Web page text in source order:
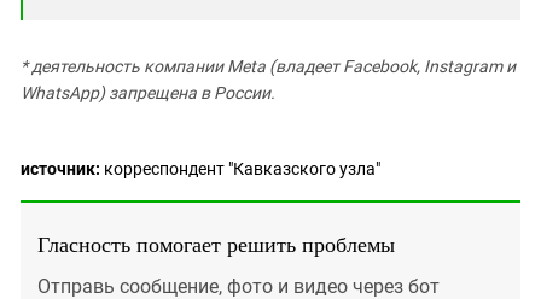
* деятельность компании Meta (владеет Facebook, Instagram и
WhatsApp) запрещена в России.
источник: корреспондент "Кавказского узла"
Гласность помогает решить проблемы
Отправь сообщение, фото и видео через бот